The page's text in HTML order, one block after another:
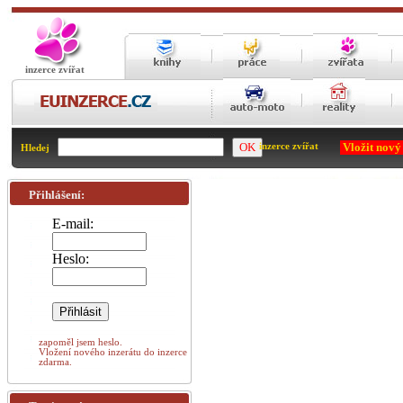
inzerce zvířat
Hledej inzerce zvířat Vložit
Přihlášení:
E-mail:
Heslo:
zapoměl jsem heslo.
Vložení nového inzerátu do inzerce
zdarma.